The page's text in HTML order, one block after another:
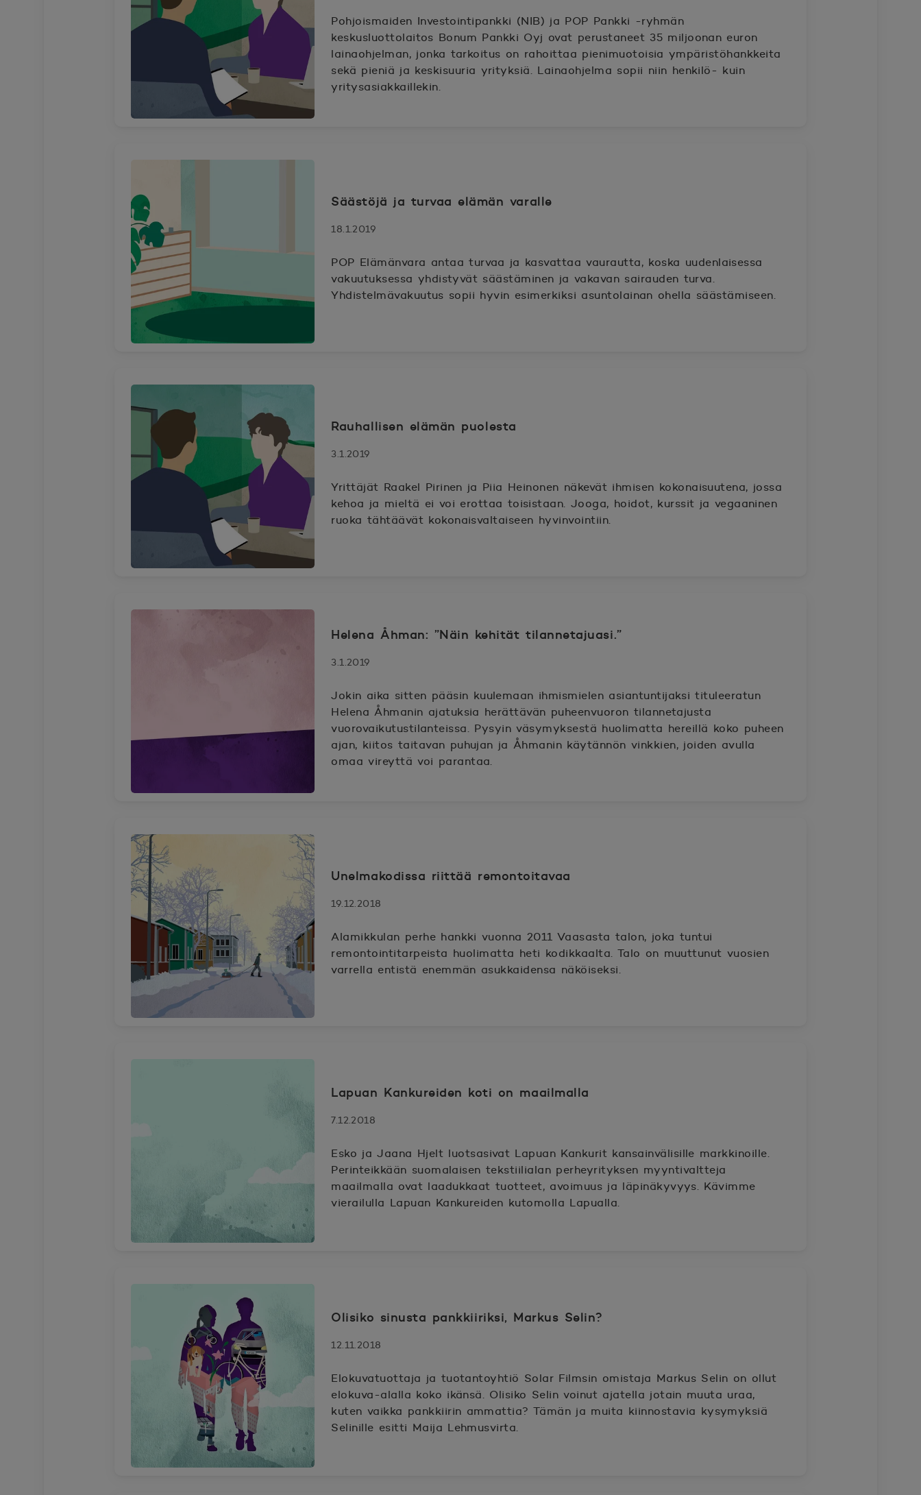
Pohjoismaiden Investointipankki (NIB) ja POP Pankki -ryhmän
keskusluottolaitos Bonum Pankki Oyj ovat perustaneet 35 miljoonan euron
lainaohjelman, jonka tarkoitus on rahoittaa pienimuotoisia ympäristöhankkeita
sekä pieniä ja keskisuuria yrityksiä. Lainaohjelma sopii niin henkilö- kuin
yritysasiakkaillekin.
Säästöjä ja turvaa elämän varalle
18.1.2019
POP Elämänvara antaa turvaa ja kasvattaa vaurautta, koska uudenlaisessa
vakuutuksessa yhdistyvät säästäminen ja vakavan sairauden turva.
Yhdistelmävakuutus sopii hyvin esimerkiksi asuntolainan ohella säästämiseen.
Rauhallisen elämän puolesta
3.1.2019
Yrittäjät Raakel Pirinen ja Piia Heinonen näkevät ihmisen kokonaisuutena, jossa
kehoa ja mieltä ei voi erottaa toisistaan. Jooga, hoidot, kurssit ja vegaaninen
ruoka tähtäävät kokonaisvaltaiseen hyvinvointiin.
Helena Åhman: ”Näin kehität tilannetajuasi.”
3.1.2019
Jokin aika sitten pääsin kuulemaan ihmismielen asiantuntijaksi tituleeratun
Helena Åhmanin ajatuksia herättävän puheenvuoron tilannetajusta
vuorovaikutustilanteissa. Pysyin väsymyksestä huolimatta hereillä koko puheen
ajan, kiitos taitavan puhujan ja Åhmanin käytännön vinkkien, joiden avulla
omaa vireyttä voi parantaa.
Unelmakodissa riittää remontoitavaa
19.12.2018
Alamikkulan perhe hankki vuonna 2011 Vaasasta talon, joka tuntui
remontointitarpeista huolimatta heti kodikkaalta. Talo on muuttunut vuosien
varrella entistä enemmän asukkaidensa näköiseksi.
Lapuan Kankureiden koti on maailmalla
7.12.2018
Esko ja Jaana Hjelt luotsasivat Lapuan Kankurit kansainvälisille markkinoille.
Perinteikkään suomalaisen tekstiilialan perheyrityksen myyntivaltteja
maailmalla ovat laadukkaat tuotteet, avoimuus ja läpinäkyvyys. Kävimme
vierailulla Lapuan Kankureiden kutomolla Lapualla.
Olisiko sinusta pankkiiriksi, Markus Selin?
12.11.2018
Elokuvatuottaja ja tuotantoyhtiö Solar Filmsin omistaja Markus Selin on ollut
elokuva-alalla koko ikänsä. Olisiko Selin voinut ajatella jotain muuta uraa,
kuten vaikka pankkiirin ammattia? Tämän ja muita kiinnostavia kysymyksiä
Selinille esitti Maija Lehmusvirta.